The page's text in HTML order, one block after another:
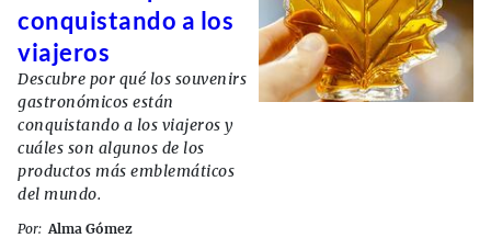
conquistando a los
viajeros
Descubre por qué los souvenirs
gastronómicos están
conquistando a los viajeros y
cuáles son algunos de los
productos más emblemáticos
del mundo.
Por: Alma Gómez